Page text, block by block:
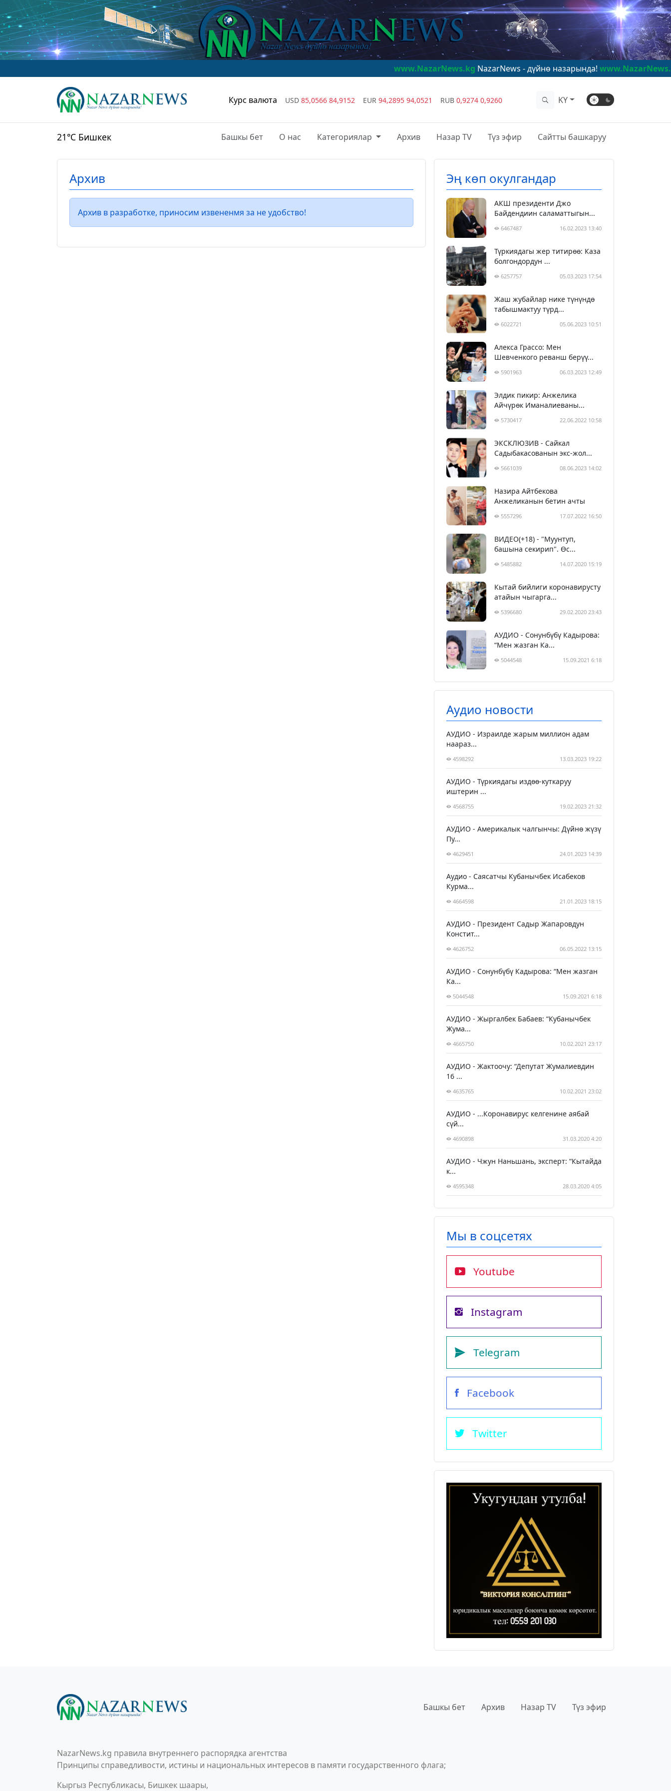
www.NazarNews.kgNazarNews - дүйнө назарында!www.NazarNews.kg
Курс валюта USD 85,0566 84,9152 EUR 94,2895 94,0521 RUB 0,9274 0,9260 KY
21°C Бишкек Башкы бет О нас Категориялар Архив Назар TV Түз эфир Сайтты башкаруу
Архив
Архив в разработке, приносим извененмя за не удобство!
Эң көп окулгандар
АКШ президенти Джо
Байдендиин саламаттыгын...
6467487 16.02.2023 13:40
Түркиядагы жер титирөө: Каза
болгондордун ...
6257757 05.03.2023 17:54
Жаш жубайлар нике түнүндө
табышмактуу түрд...
6022721 05.06.2023 10:51
Алекса Грассо: Мен
Шевченкого реванш берүү...
5901963 06.03.2023 12:49
Элдик пикир: Анжелика
Айчүрөк Иманалиеваны...
5730417 22.06.2022 10:58
ЭКСКЛЮЗИВ - Сайкал
Садыбакасованын экс-жол...
5661039 08.06.2023 14:02
Назира Айтбекова
Анжеликанын бетин ачты
5557296 17.07.2022 16:50
ВИДЕО(+18) - "Муунтуп,
башына секирип". Өс...
5485882 14.07.2020 15:19
Кытай бийлиги коронавирусту
атайын чыгарга...
5396680 29.02.2020 23:43
АУДИО - Сонунбүбү Кадырова:
“Мен жазган Ка...
5044548 15.09.2021 6:18
Аудио новости
АУДИО - Израилде жарым миллион адам
наараз...
4598292 13.03.2023 19:22
АУДИО - Түркиядагы издөө-куткаруу
иштерин ...
4568755 19.02.2023 21:32
АУДИО - Америкалык чалгынчы: Дүйнө жүзү
Пу...
4629451 24.01.2023 14:39
Аудио - Саясатчы Кубанычбек Исабеков
Курма...
4664598 21.01.2023 18:15
АУДИО - Президент Садыр Жапаровдун
Констит...
4626752 06.05.2022 13:15
АУДИО - Сонунбүбү Кадырова: “Мен жазган
Ка...
5044548 15.09.2021 6:18
АУДИО - Жыргалбек Бабаев: “Кубанычбек
Жума...
4665750 10.02.2021 23:17
АУДИО - Жактоочу: “Депутат Жумалиевдин
16 ...
4635765 10.02.2021 23:02
АУДИО - ...Коронавирус келгенине аябай
сүй...
4690898 31.03.2020 4:20
АУДИО - Чжун Наньшань, эксперт: “Кытайда
к...
4595348 28.03.2020 4:05
Мы в соцсетях
Youtube
Instagram
Telegram
Facebook
Twitter
Башкы бет Архив Назар TV Түз эфир
NazarNews.kg правила внутреннего распорядка агентства
Принципы справедливости, истины и национальных интересов в памяти государственного флага;
Кыргыз Республикасы, Бишкек шаары,